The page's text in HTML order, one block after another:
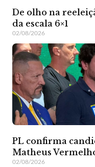
De olho na
da escala 6×1
02/08/2026
PL confirma
Matheus
02/08/2026